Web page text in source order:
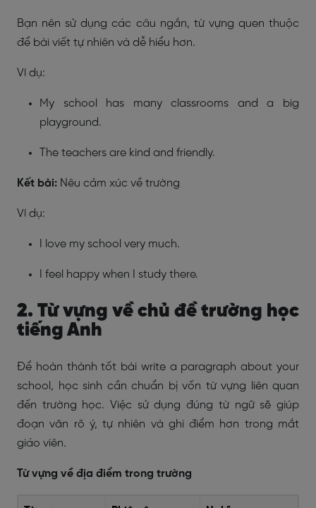
Bạn nên sử dụng các câu ngắn, từ vựng quen thuộc
để bài viết tự nhiên và dễ hiểu hơn.
Ví dụ:
My school has many classrooms and a big
playground.
The teachers are kind and friendly.
Kết bài: Nêu cảm xúc về trường
Ví dụ:
I love my school very much.
I feel happy when I study there.
2. Từ vựng về chủ đề trường học
tiếng Anh
Để hoàn thành tốt bài write a paragraph about your
school , học sinh cần chuẩn bị vốn từ vựng liên quan
đến trường học. Việc sử dụng đúng từ ngữ sẽ giúp
đoạn văn rõ ý, tự nhiên và ghi điểm hơn trong mắt
giáo viên.
Từ vựng về địa điểm trong trường